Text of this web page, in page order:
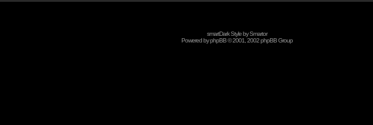
smartDark Style bySmartor
Powered byphpBB© 2001, 2002 phpBB Group